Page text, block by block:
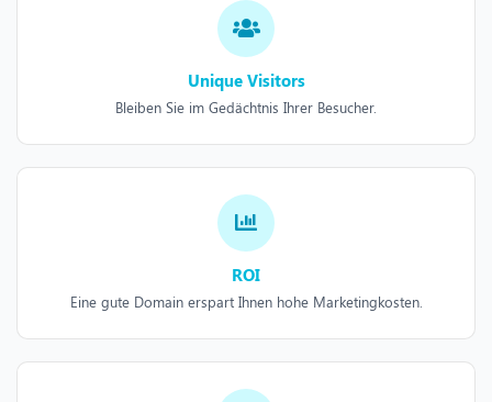
Unique Visitors
Bleiben Sie im Gedächtnis Ihrer Besucher.
ROI
Eine gute Domain erspart Ihnen hohe Marketingkosten.